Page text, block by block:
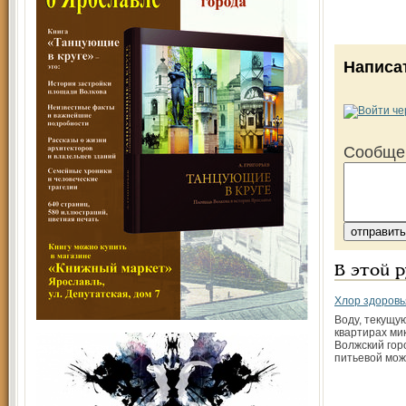
В этой
Хлор
Воду,
квартирах
Волжский
питьевой